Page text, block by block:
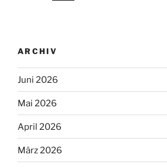
ARCHIV
Juni 2026
Mai 2026
April 2026
März 2026